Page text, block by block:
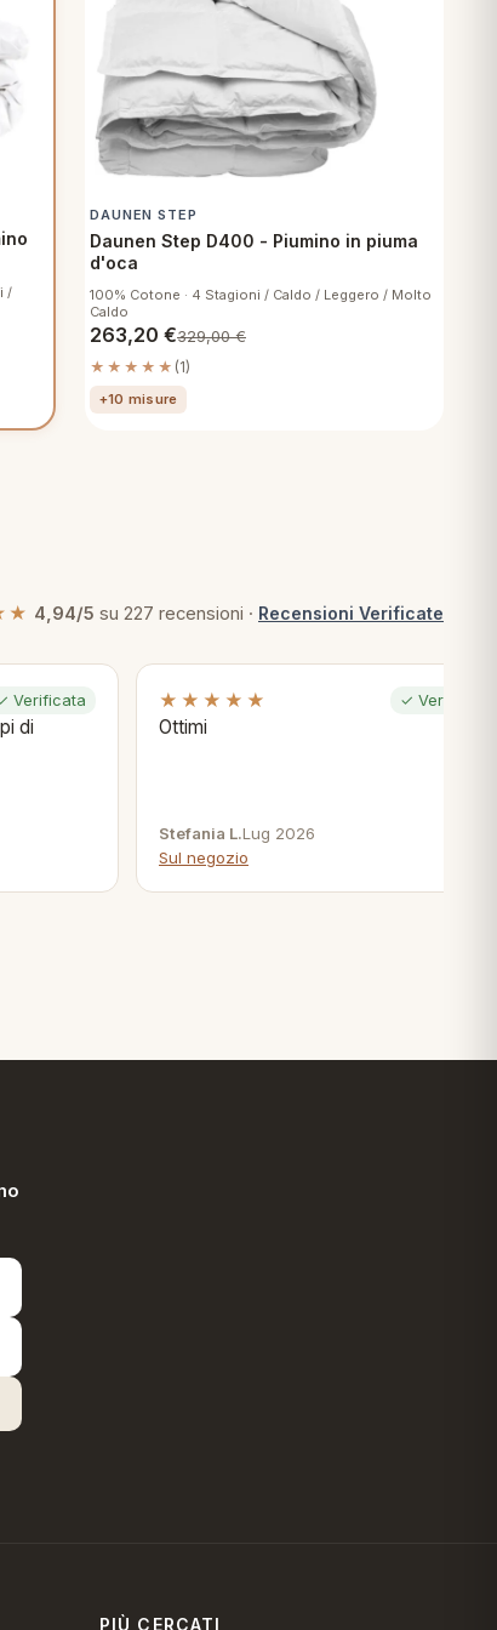
/
DAUNEN STEP
Daunen Step D400 - Piumino in piuma
d'oca
100% Cotone · 4 Stagioni / Caldo / Leggero / Molto
Caldo
263,20 €329,00€
★★★★★ (1)
+10 misure
4,94/5 su 227 recensioni · Recensioni Verificate
Verificata
di
★★★★★ ✓ Verificata
Ottimi
Stefania L.Lug 2026
Sul negozio
PIÙ CERCATI